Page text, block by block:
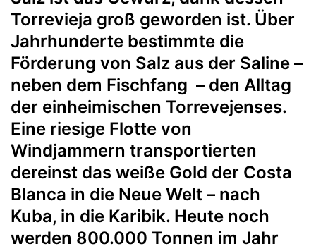
Torrevieja groß geworden ist. Über
Jahrhunderte bestimmte die
Förderung von Salz aus der Saline –
neben dem Fischfang – den Alltag
der einheimischen Torrevejenses.
Eine riesige Flotte von
Windjammern transportierten
dereinst das weiße Gold der Costa
Blanca in die Neue Welt – nach
Kuba, in die Karibik. Heute noch
werden 800.000 Tonnen im Jahr